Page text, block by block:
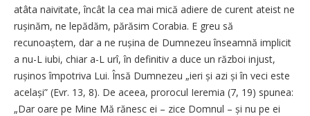
atâta naivitate, încât la cea mai mică adiere de curent ateist ne
rușinăm, ne lepădăm, părăsim Corabia. E greu să
recunoaștem, dar a ne rușina de Dumnezeu înseamnă implicit
a nu-L iubi, chiar a-L urî, în definitiv a duce un război injust,
rușinos împotriva Lui. Însă Dumnezeu „ieri și azi și în veci este
același” (Evr. 13, 8). De aceea, prorocul Ieremia (7, 19) spunea:
„Dar oare pe Mine Mă rănesc ei – zice Domnul – și nu pe ei